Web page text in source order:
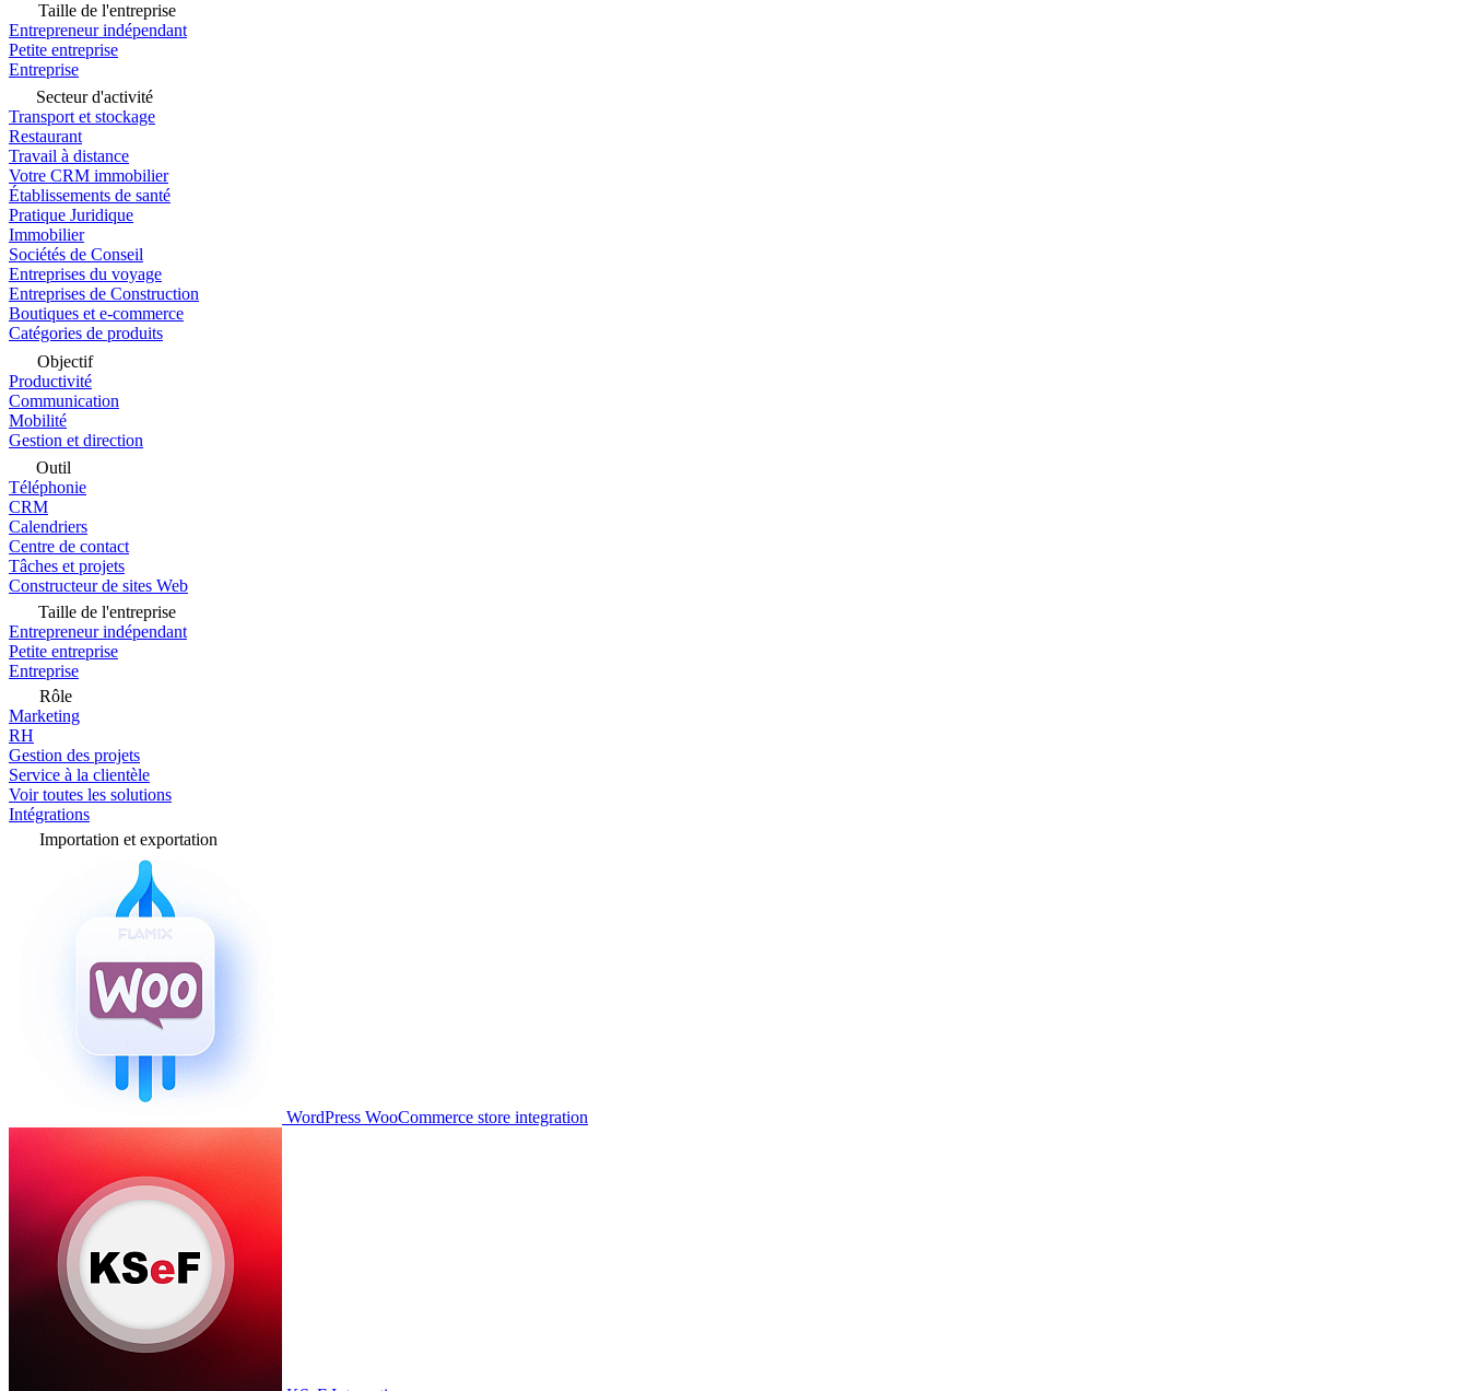
Taille de l'entreprise
Entrepreneur indépendant
Petite entreprise
Entreprise
Secteur d'activité
Transport et stockage
Restaurant
Travail à distance
Votre CRM immobilier
Établissements de santé
Pratique Juridique
Immobilier
Sociétés de Conseil
Entreprises du voyage
Entreprises de Construction
Boutiques et e-commerce
Catégories de produits
Objectif
Productivité
Communication
Mobilité
Gestion et direction
Outil
Téléphonie
CRM
Calendriers
Centre de contact
Tâches et projets
Constructeur de sites Web
Taille de l'entreprise
Entrepreneur indépendant
Petite entreprise
Entreprise
Rôle
Marketing
RH
Gestion des projets
Service à la clientèle
Voir toutes les solutions
Intégrations
Importation et exportation
WordPress WooCommerce store integration